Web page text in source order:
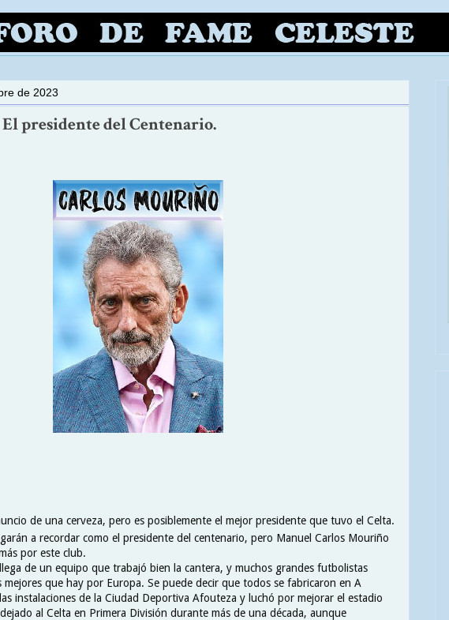
de 2023
presidente del Centenario.
de una cerveza, pero es posiblemente el mejor presidente que tuvo el Celta.
a recordar como el presidente del centenario, pero Manuel Carlos Mouriño
por este club.
de un equipo que trabajó bien la cantera, y muchos grandes futbolistas
mejores que hay por Europa. Se puede decir que todos se fabricaron en A
instalaciones de la Ciudad Deportiva Afouteza y luchó por mejorar el estadio
al Celta en Primera División durante más de una década, aunque